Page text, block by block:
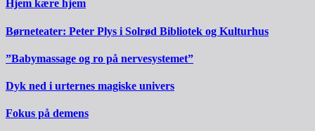
Hjem kære hjem
Børneteater: Peter Plys i Solrød Bibliotek og Kulturhus
”Babymassage og ro på nervesystemet”
Dyk ned i urternes magiske univers
Fokus på demens